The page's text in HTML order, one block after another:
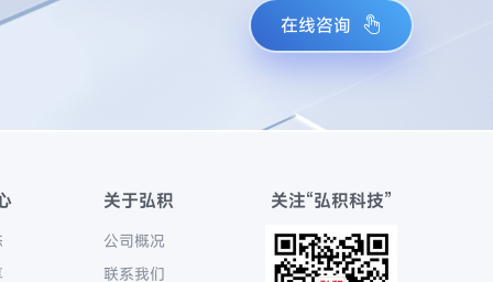
在线咨询
关于弘积
公司概况
联系我们
关注“弘积科技”